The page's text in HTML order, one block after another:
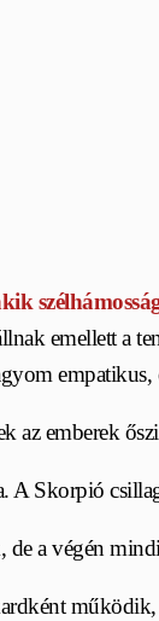
emellett a
az emberek
A Skorpió
a végén